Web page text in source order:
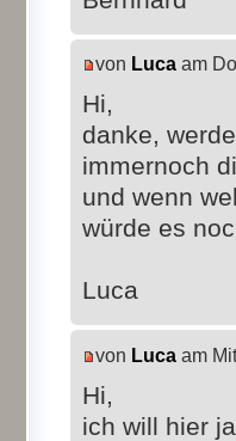
von Luca am
Hi,
danke,
immernoch
und wenn
würde es
Luca
von Luca am
Hi,
ich will hier